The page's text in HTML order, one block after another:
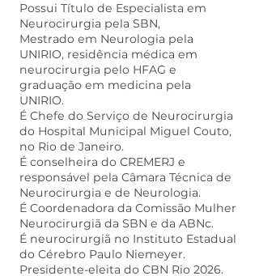
Possui Título de Especialista em
Neurocirurgia pela SBN,
Mestrado em Neurologia pela
UNIRIO, residência médica em
neurocirurgia pelo HFAG e
graduação em medicina pela
UNIRIO.
É Chefe do Serviço de Neurocirurgia
do Hospital Municipal Miguel Couto,
no Rio de Janeiro.
É conselheira do CREMERJ e
responsável pela Câmara Técnica de
Neurocirurgia e de Neurologia.
É Coordenadora da Comissão Mulher
Neurocirurgiã da SBN e da ABNc.
É neurocirurgiã no Instituto Estadual
do Cérebro Paulo Niemeyer.
Presidente-eleita do CBN Rio 2026.